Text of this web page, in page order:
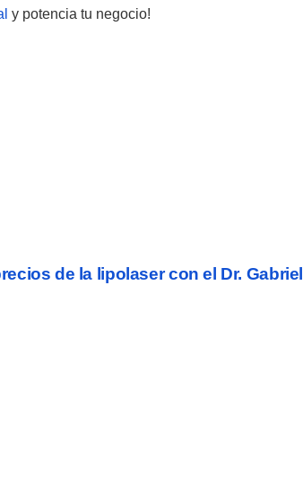
y potencia tu negocio!
de la lipolaser con el Dr. Gabriel